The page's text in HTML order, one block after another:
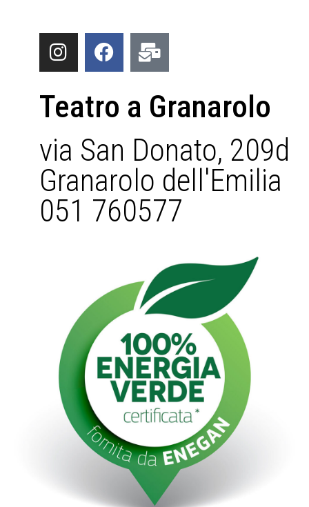
Teatro a Granarolo
via San Donato, 209d
Granarolo dell'Emilia
051 760577